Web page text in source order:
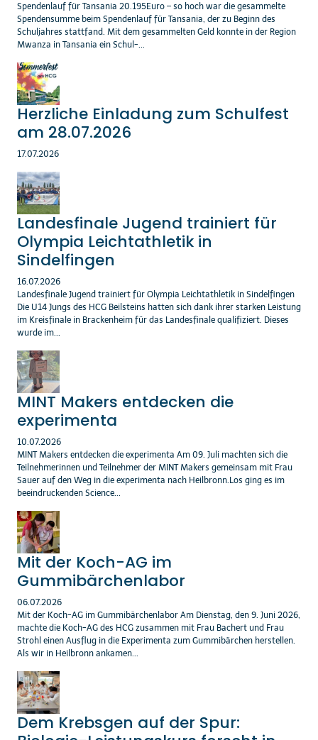
Spendenlauf für Tansania 20.195Euro – so hoch war die gesammelte
Spendensumme beim Spendenlauf für Tansania, der zu Beginn des
Schuljahres stattfand. Mit dem gesammelten Geld konnte in der Region
Mwanza in Tansania ein Schul-...
Herzliche Einladung zum Schulfest
am 28.07.2026
17.07.2026
Landesfinale Jugend trainiert für
Olympia Leichtathletik in
Sindelfingen
16.07.2026
Landesfinale Jugend trainiert für Olympia Leichtathletik in Sindelfingen
Die U14 Jungs des HCG Beilsteins hatten sich dank ihrer starken Leistung
im Kreisfinale in Brackenheim für das Landesfinale qualifiziert. Dieses
wurde im...
MINT Makers entdecken die
experimenta
10.07.2026
MINT Makers entdecken die experimenta Am 09. Juli machten sich die
Teilnehmerinnen und Teilnehmer der MINT Makers gemeinsam mit Frau
Sauer auf den Weg in die experimenta nach Heilbronn.Los ging es im
beeindruckenden Science...
Mit der Koch-AG im
Gummibärchenlabor
06.07.2026
Mit der Koch-AG im Gummibärchenlabor Am Dienstag, den 9. Juni 2026,
machte die Koch-AG des HCG zusammen mit Frau Bachert und Frau
Strohl einen Ausflug in die Experimenta zum Gummibärchen herstellen.
Als wir in Heilbronn ankamen...
Dem Krebsgen auf der Spur: